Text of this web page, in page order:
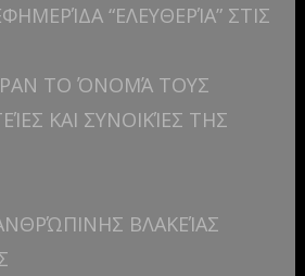
“ΕΛΕΥΘΕΡΊΑ” ΣΤΙΣ
ΤΟ ΌΝΟΜΆ ΤΟΥΣ
ΚΑΙ ΣΥΝΟΙΚΊΕΣ ΤΗΣ
ΒΛΑΚΕΊΑΣ